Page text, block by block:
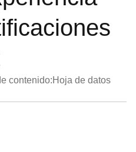
contenido:Hoja de datos